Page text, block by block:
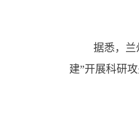
据悉，兰
建”开展科研